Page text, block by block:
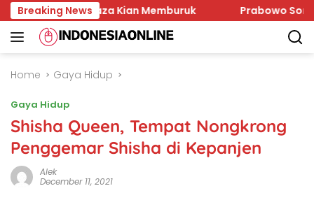
Skip
to
content
Breaking News
Israel, Gaza Kian Memburuk Prabowo Soroti
Home Gaya Hidup
Gaya Hidup
Shisha Queen, Tempat Nongkrong
Penggemar Shisha di Kepanjen
Alek
December 11, 2021